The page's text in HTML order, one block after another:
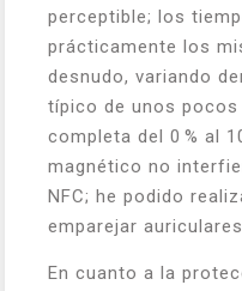
perceptible; los
prácticamente los
desnudo, variando
típico de unos
completa del 0 % al
magnético no
NFC; he podido
emparejar
En cuanto a la